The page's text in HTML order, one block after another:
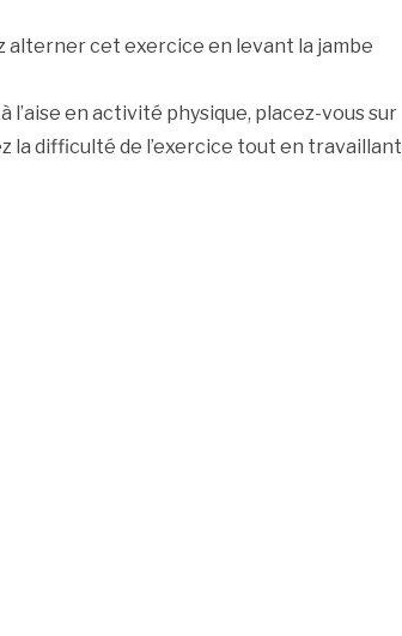
alterner cet exercice en levant la jambe
en activité physique, placez-vous sur
la difficulté de l’exercice tout en travaillant